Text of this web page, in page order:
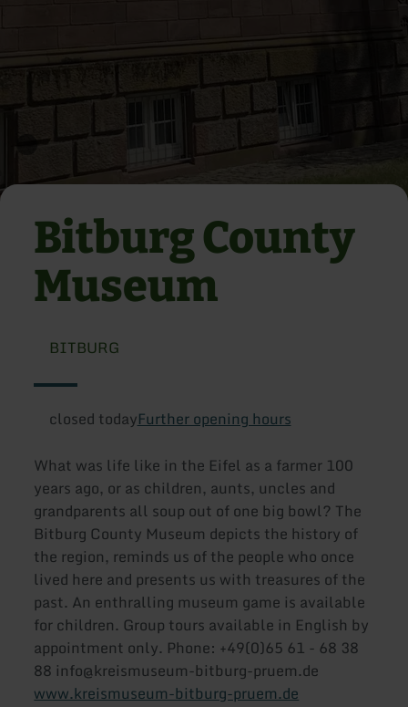
Bitburg County
Museum
BITBURG
closed todayFurther opening hours
What was life like in the Eifel as a farmer 100
years ago, or as children, aunts, uncles and
grandparents all soup out of one big bowl? The
Bitburg County Museum depicts the history of
the region, reminds us of the people who once
lived here and presents us with treasures of the
past. An enthralling museum game is available
for children. Group tours available in English by
appointment only. Phone: +49(0)65 61 - 68 38
88 info@kreismuseum-bitburg-pruem.de
www.kreismuseum-bitburg-pruem.de